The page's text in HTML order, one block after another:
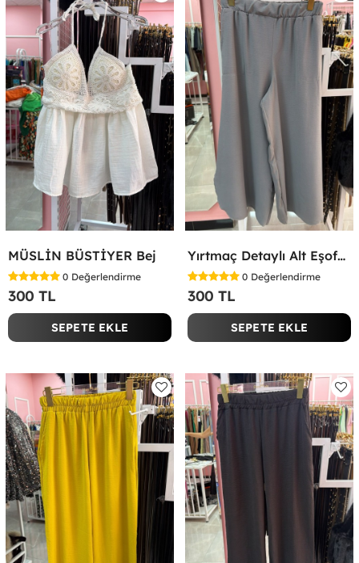
MÜSLİN BÜSTİYER Bej
0 Değerlendirme
300 TL
SEPETE EKLE
Yırtmaç Detaylı Alt Eşofman Altı Gri
0 Değerlendirme
300 TL
SEPETE EKLE